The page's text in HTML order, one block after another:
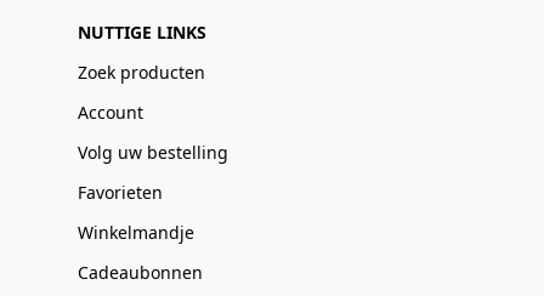
NUTTIGE LINKS
Zoek producten
Account
Volg uw bestelling
Favorieten
Winkelmandje
Cadeaubonnen